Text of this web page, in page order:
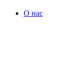
О нас